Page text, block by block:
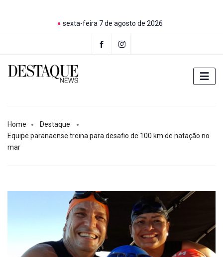
sexta-feira 7 de agosto de 2026
Home
Destaque
Equipe paranaense treina para desafio de 100 km de natação no
mar